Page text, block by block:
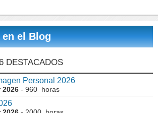
el Blog
DESTACADOS
Personal 2026
2026 - 960 horas